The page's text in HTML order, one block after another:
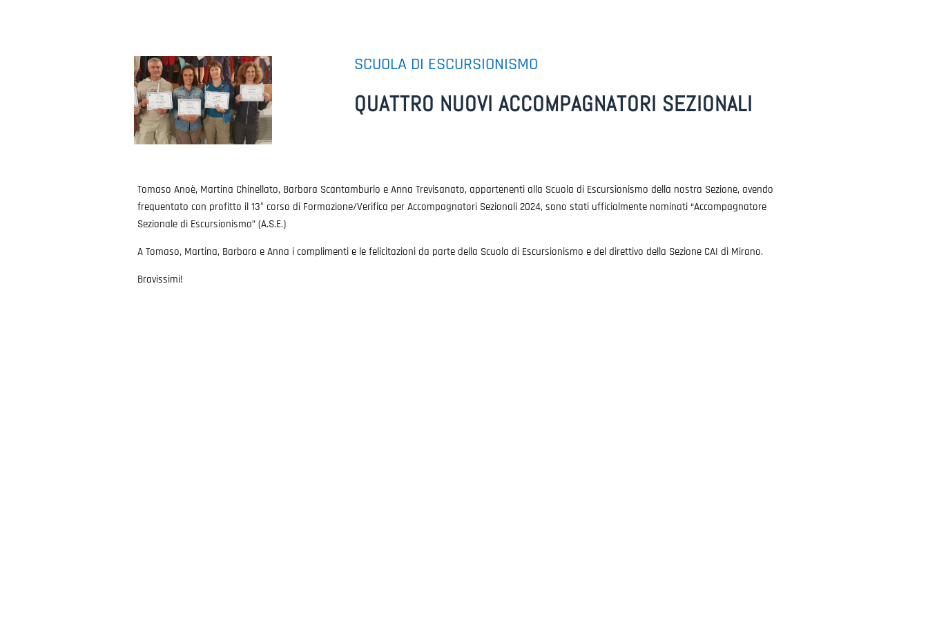
SCUOLA DI ESCURSIONISMO
QUATTRO NUOVI ACCOMPAGNATORI SEZIONALI
Tomaso Anoè, Martina Chinellato, Barbara Scantamburlo e Anna Trevisanato, appartenenti alla Scuola di Escursionismo della nostra Sezione, avendo
frequentato con profitto il 13° corso di Formazione/Verifica per Accompagnatori Sezionali 2024, sono stati ufficialmente nominati “Accompagnatore
Sezionale di Escursionismo” (A.S.E.)
A Tomaso, Martina, Barbara e Anna i complimenti e le felicitazioni da parte della Scuola di Escursionismo e del direttivo della Sezione CAI di Mirano.
Bravissimi!